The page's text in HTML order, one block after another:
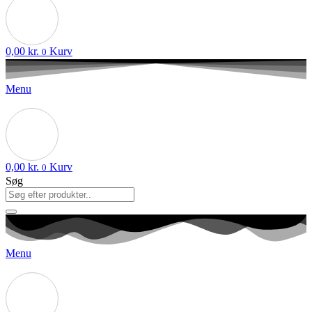
0,00 kr. 0 Kurv
Menu
0,00 kr. 0 Kurv
Søg
Menu